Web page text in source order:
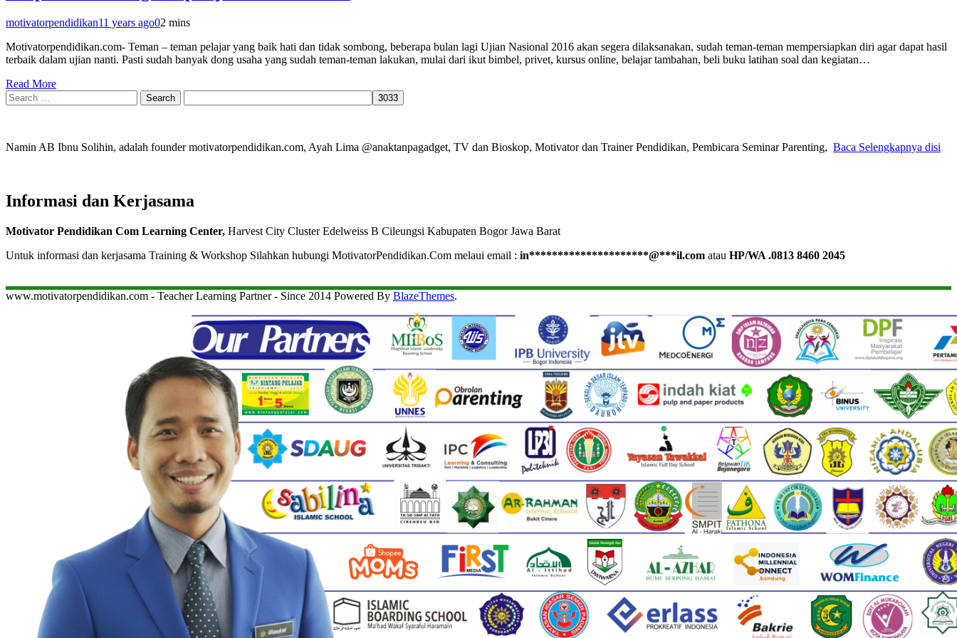
motivatorpendidikan11 years ago02 mins
Motivatorpendidikan.com- Teman – teman pelajar yang baik hati dan tidak sombong, beberapa bulan lagi Ujian Nasional 2016 akan segera dilaksanakan, sudah teman-teman mempersiapkan diri agar dapat hasil
terbaik dalam ujian nanti. Pasti sudah banyak dong usaha yang sudah teman-teman lakukan, mulai dari ikut bimbel, privet, kursus online, belajar tambahan, beli buku latihan soal dan kegiatan…
Read More
Search
for:
Namin AB Ibnu Solihin, adalah founder motivatorpendidikan.com, Ayah Lima @anaktanpagadget, TV dan Bioskop, Motivator dan Trainer Pendidikan, Pembicara Seminar Parenting, Baca Selengkapnya disi
Informasi dan Kerjasama
Motivator Pendidikan Com Learning Center, Harvest City Cluster Edelweiss B Cileungsi Kabupaten Bogor Jawa Barat
Untuk informasi dan kerjasama Training & Workshop Silahkan hubungi MotivatorPendidikan.Com melaui email : in*********************@***il.com atau HP/WA .0813 8460 2045
www.motivatorpendidikan.com - Teacher Learning Partner - Since 2014 Powered By BlazeThemes.